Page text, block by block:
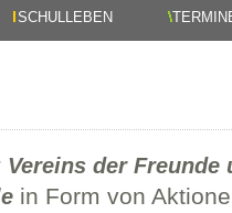
SCHULLEBEN
Vereins der Freunde
in Form von